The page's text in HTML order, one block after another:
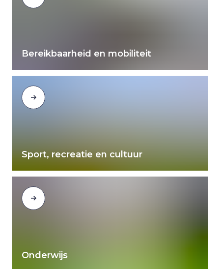
Bereikbaarheid en mobiliteit
Sport, recreatie en cultuur
Onderwijs